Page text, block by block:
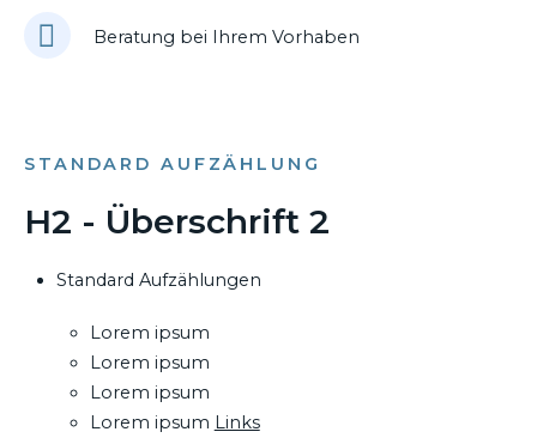
Beratung bei Ihrem Vorhaben
STANDARD AUFZÄHLUNG
H2 - Überschrift 2
Standard Aufzählungen
Lorem ipsum
Lorem ipsum
Lorem ipsum
Lorem ipsum Links